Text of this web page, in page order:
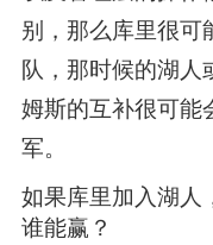
别，那么库里很可
队，那时候的湖人
姆斯的互补很可能
军。
如果库里加入湖人
谁能赢？